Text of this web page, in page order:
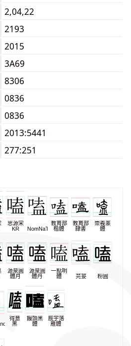
2,04,22
2193
2015
3A69
8306
0836
0836
2013:5441
277:251
思源宋
KR
NomNaTong
教育部
楷體
教育部
隸書
崇羲篆
體
源泉圓
體月
源泉圓
體丹
一點明
體
芫荽 粉圓
得意
黑
饅頭黑
體
辰宇落
雁體